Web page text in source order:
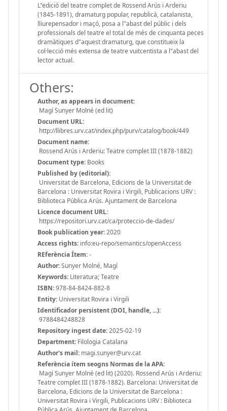
L"edició del teatre complet de Rossend Arús i Arderiu
(1845-1891), dramaturg popular, republicà, catalanista,
lliurepensador i maçó, posa a l"abast del públic i dels
professionals del teatre el total de més de cinquanta peces
dramàtiques d"aquest dramaturg, que constitueix la
col·lecció més extensa de teatre vuitcentista a l"abast del
lector actual.
Others:
Author, as appears in document:
Magí Sunyer Molné (ed lit)
Document URL:
http://llibres.urv.cat/index.php/purv/catalog/book/449
Document name:
Rossend Arús i Arderiu: Teatre complet III (1878-1882)
Document type: Books
Published by (editorial):
Universitat de Barcelona, Edicions de la Universitat de
Barcelona : Universitat Rovira i Virgili, Publicacions URV :
Biblioteca Pública Arús. Ajuntament de Barcelona
Licence document URL:
https://repositori.urv.cat/ca/proteccio-de-dades/
Book publication year:2020
Access rights: info:eu-repo/semantics/openAccess
REferència Ítem:-
Author:Sunyer Molné, Magí
Keywords: Literatura; Teatre
ISBN:978-84-8424-882-8
Entity: Universitat Rovira i Virgili
Identificador persistent (DOI, handle, ...):
9788484248828
Repository ingest date:2025-02-19
Department: Filologia Catalana
Author's mail: magi.sunyer@urv.cat
Referència ítem seogns Normas de la APA:
Magí Sunyer Molné (ed lit) (2020). Rossend Arús i Arderiu:
Teatre complet III (1878-1882). Barcelona: Universitat de
Barcelona, Edicions de la Universitat de Barcelona :
Universitat Rovira i Virgili, Publicacions URV : Biblioteca